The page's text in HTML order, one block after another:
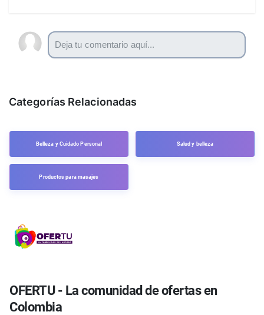
Categorías Relacionadas
Belleza y Cuidado Personal Salud y belleza
Productos para masajes
OFERTU - La comunidad de ofertas en
Colombia